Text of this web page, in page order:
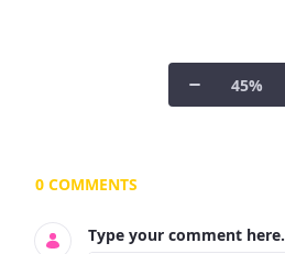
45%
Documents and Media
0 COMMENTS
Type your comment here.